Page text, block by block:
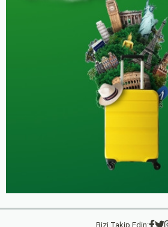
Bizi Takip Edin: